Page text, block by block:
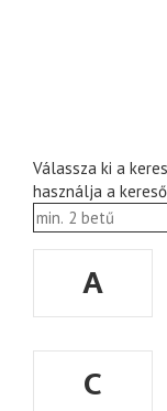
Válassza ki a
használja a
A
C